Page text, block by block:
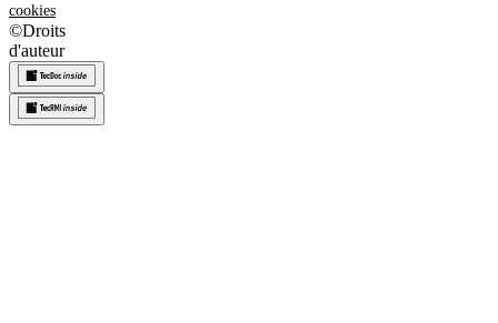
cookies
©Droits
d'auteur